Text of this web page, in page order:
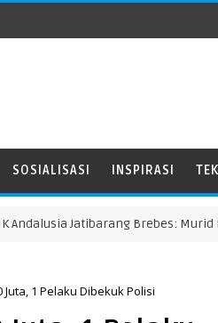
SOSIALISASI INSPIRASI
Jatibarang Brebes: Murid
1 Pelaku Dibekuk Polisi